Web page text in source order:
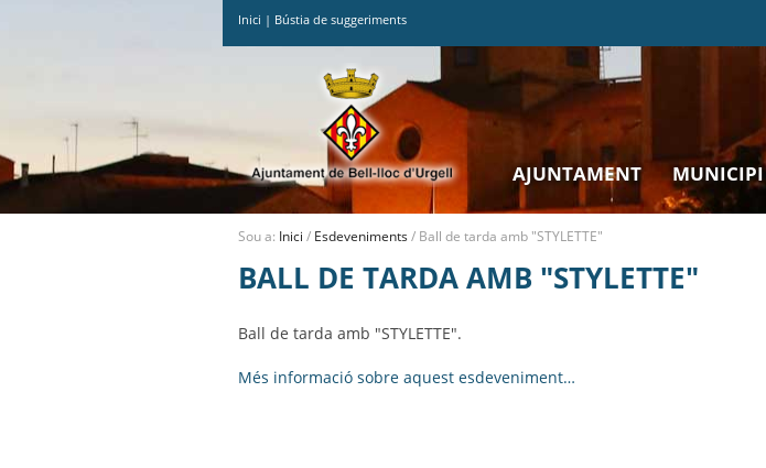
Inici | Bústia de suggeriments
AJUNTAMENT MUNICIPI
Sou a: Inici / Esdeveniments/ Ball de tarda amb "STYLETTE"
BALL DE TARDA AMB "STYLETTE"
Ball de tarda amb "STYLETTE".
Més informació sobre aquest esdeveniment…